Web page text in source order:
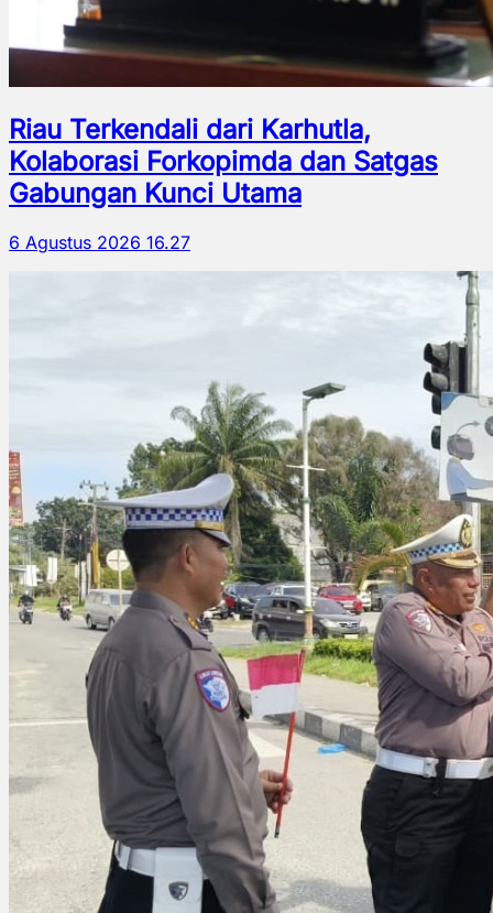
Riau Terkendali dari Karhutla,
Kolaborasi Forkopimda dan Satgas
Gabungan Kunci Utama
6 Agustus 2026 16.27